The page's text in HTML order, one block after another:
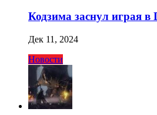
Кодзима заснул играя в
Дек 11, 2024
Новости